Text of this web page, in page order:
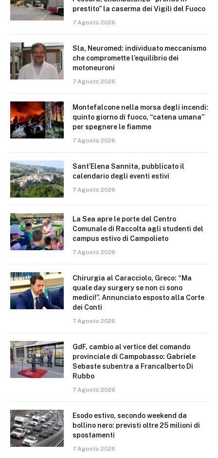
prestito” la caserma dei Vigili del Fuoco
7 Agosto 2026
Sla, Neuromed: individuato meccanismo
che compromette l’equilibrio dei
motoneuroni
7 Agosto 2026
Montefalcone nella morsa degli incendi:
quinto giorno di fuoco, “catena umana”
per spegnere le fiamme
7 Agosto 2026
Sant’Elena Sannita, pubblicato il
calendario degli eventi estivi
7 Agosto 2026
La Sea apre le porte del Centro
Comunale di Raccolta agli studenti del
campus estivo di Campolieto
7 Agosto 2026
Chirurgia al Caracciolo, Greco: “Ma
quale day surgery se non ci sono
medici!”. Annunciato esposto alla Corte
dei Conti
7 Agosto 2026
GdF, cambio al vertice del comando
provinciale di Campobasso: Gabriele
Sebaste subentra a Francalberto Di
Rubbo
7 Agosto 2026
Esodo estivo, secondo weekend da
bollino nero: previsti oltre 25 milioni di
spostamenti
7 Agosto 2026